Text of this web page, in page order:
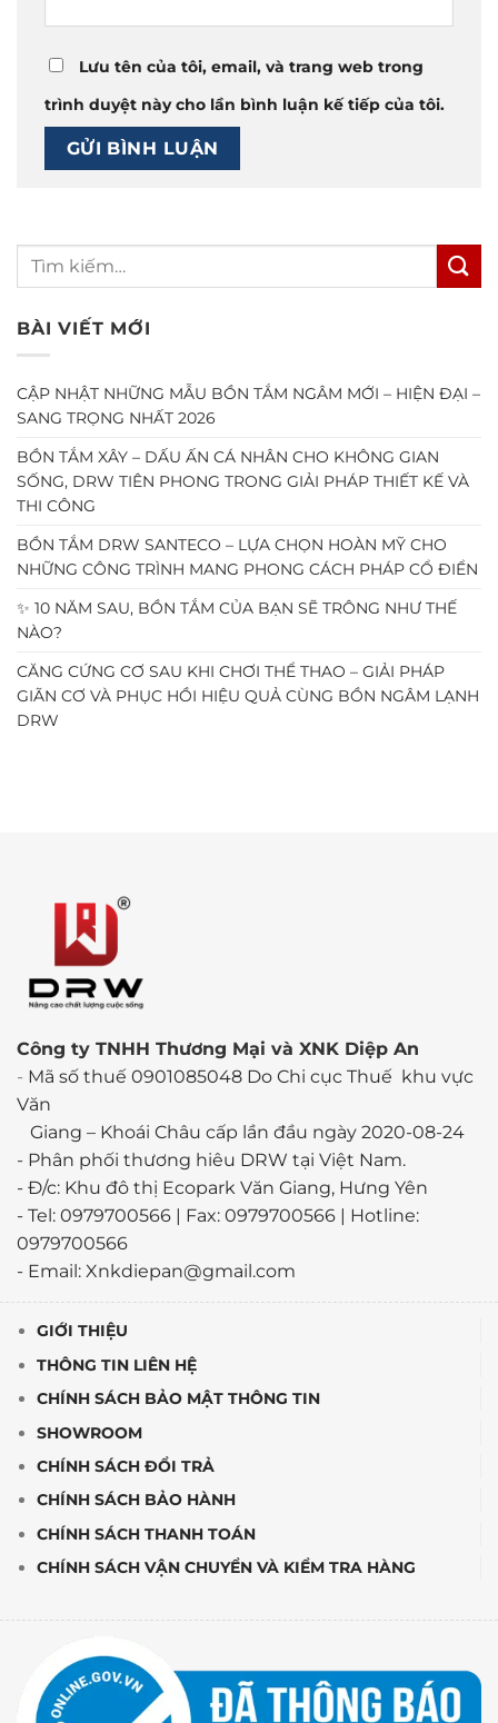
Lưu tên của tôi, email, và trang web trong
trình duyệt này cho lần bình luận kế tiếp của tôi.
BÀI VIẾT MỚI
CẬP NHẬT NHỮNG MẪU BỒN TẮM NGÂM MỚI – HIỆN ĐẠI –
SANG TRỌNG NHẤT 2026
BỒN TẮM XÂY – DẤU ẤN CÁ NHÂN CHO KHÔNG GIAN
SỐNG, DRW TIÊN PHONG TRONG GIẢI PHÁP THIẾT KẾ VÀ
THI CÔNG
BỒN TẮM DRW SANTECO – LỰA CHỌN HOÀN MỸ CHO
NHỮNG CÔNG TRÌNH MANG PHONG CÁCH PHÁP CỔ ĐIỂN
✨ 10 NĂM SAU, BỒN TẮM CỦA BẠN SẼ TRÔNG NHƯ THẾ
NÀO?
CĂNG CỨNG CƠ SAU KHI CHƠI THỂ THAO – GIẢI PHÁP
GIÃN CƠ VÀ PHỤC HỒI HIỆU QUẢ CÙNG BỒN NGÂM LẠNH
DRW
Công ty TNHH Thương Mại và XNK Diệp An
- Mã số thuế 0901085048 Do Chi cục Thuế khu vực
Văn
Giang – Khoái Châu cấp lần đầu ngày 2020-08-24
- Phân phối thương hiêu DRW tại Việt Nam.
- Đ/c: Khu đô thị Ecopark Văn Giang, Hưng Yên
- Tel: 0979700566 | Fax: 0979700566 | Hotline:
0979700566
- Email: Xnkdiepan@gmail.com
GIỚI THIỆU
THÔNG TIN LIÊN HỆ
CHÍNH SÁCH BẢO MẬT THÔNG TIN
SHOWROOM
CHÍNH SÁCH ĐỔI TRẢ
CHÍNH SÁCH BẢO HÀNH
CHÍNH SÁCH THANH TOÁN
CHÍNH SÁCH VẬN CHUYỂN VÀ KIỂM TRA HÀNG